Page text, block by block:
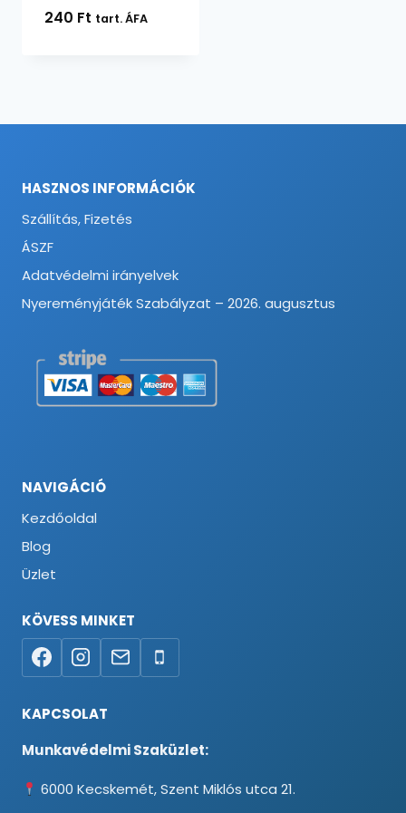
240 Ft tart. ÁFA
HASZNOS INFORMÁCIÓK
Szállítás, Fizetés
ÁSZF
Adatvédelmi irányelvek
Nyereményjáték Szabályzat – 2026. augusztus
NAVIGÁCIÓ
Kezdőoldal
Blog
Üzlet
KÖVESS MINKET
KAPCSOLAT
Munkavédelmi Szaküzlet:
6000 Kecskemét, Szent Miklós utca 21.